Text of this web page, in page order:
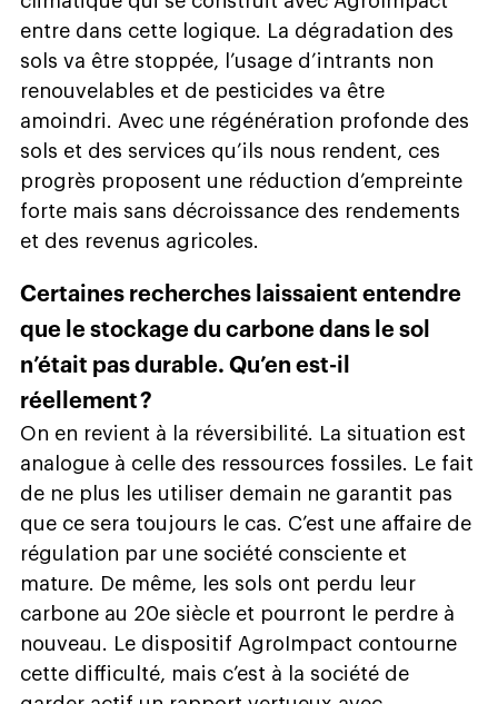
entre dans cette logique. La dégradation des
sols va être stoppée, l’usage d’intrants non
renouvelables et de pesticides va être
amoindri. Avec une régénération profonde des
sols et des services qu’ils nous rendent, ces
progrès proposent une réduction d’empreinte
forte mais sans décroissance des rendements
et des revenus agricoles.
Certaines recherches laissaient entendre
que le stockage du carbone dans le sol
n’était pas durable. Qu’en est-il
réellement ?
On en revient à la réversibilité. La situation est
analogue à celle des ressources fossiles. Le fait
de ne plus les utiliser demain ne garantit pas
que ce sera toujours le cas. C’est une affaire de
régulation par une société consciente et
mature. De même, les sols ont perdu leur
carbone au 20e siècle et pourront le perdre à
nouveau. Le dispositif AgroImpact contourne
cette difficulté, mais c’est à la société de